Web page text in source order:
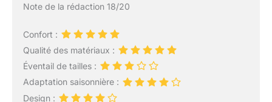
Note de la rédaction 18/20
Confort :
Qualité des matériaux :
Éventail de tailles :
Adaptation saisonnière :
Design :